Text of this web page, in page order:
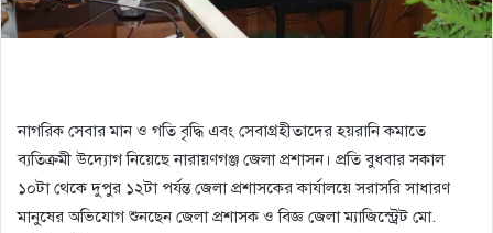
নাগরিক সেবার মান ও গতি বৃদ্ধি এবং সেবাগ্রহীতাদের হয়রানি কমাতে
ব্যতিক্রমী উদ্যোগ নিয়েছে নারায়ণগঞ্জ জেলা প্রশাসন। প্রতি বুধবার সকাল
১০টা থেকে দুপুর ১২টা পর্যন্ত জেলা প্রশাসকের কার্যালয়ে সরাসরি সাধারণ
মানুষের অভিযোগ শুনছেন জেলা প্রশাসক ও বিজ্ঞ জেলা ম্যাজিস্ট্রেট মো.